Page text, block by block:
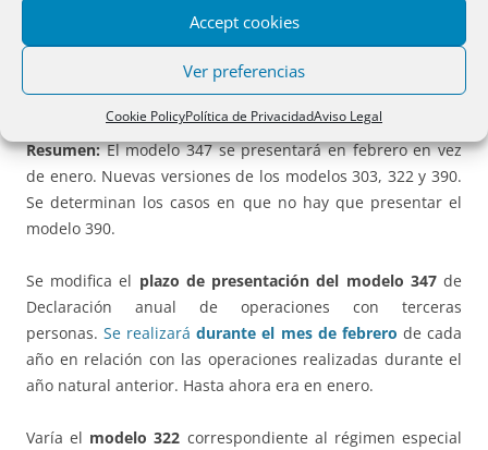
Accept cookies
Ver preferencias
Cookie PolicyPolítica de PrivacidadAviso Legal
de empresarios, profesionales y retenedores y 037
declaración censal simplificada de alta, modificación y baja
en el censo de empresarios, profesionales y retenedores; y
la Orden HAP/2194/2013, de 22 de noviembre.
Resumen:El modelo 347 se presentará en febrero en vez
de enero. Nuevas versiones de los modelos 303, 322 y 390.
Se determinan los casos en que no hay que presentar el
modelo 390.
Se modifica el plazo de presentación del modelo 347de
Declaración anual de operaciones con terceras
personas.Se realizarádurante el mes de febrero de cada
año en relación con las operaciones realizadas durante el
año natural anterior. Hasta ahora era en enero.
Varía el modelo 322 correspondiente al régimen especial